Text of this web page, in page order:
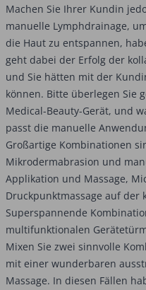
Machen Sie Ihrer Kundin
manuelle Lymphdrainage,
die Haut zu entspannen,
geht dabei der Erfolg der
und Sie hätten mit der
können. Bitte überlegen Sie
Medical-Beauty-Gerät, und
passt die manuelle
Großartige Kombinationen
Mikrodermabrasion und
Applikation und Massage,
Druckpunktmassage auf der
Superspannende
multifunktionalen
Mixen Sie zwei sinnvolle
mit einer wunderbaren
Massage. In diesen Fällen